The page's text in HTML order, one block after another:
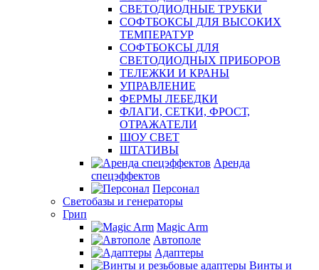
СВЕТОДИОДНЫЕ ТРУБКИ
СОФТБОКСЫ ДЛЯ ВЫСОКИХ
ТЕМПЕРАТУР
СОФТБОКСЫ ДЛЯ
СВЕТОДИОДНЫХ ПРИБОРОВ
ТЕЛЕЖКИ И КРАНЫ
УПРАВЛЕНИЕ
ФЕРМЫ ЛЕБЕДКИ
ФЛАГИ, СЕТКИ, ФРОСТ,
ОТРАЖАТЕЛИ
ШОУ СВЕТ
ШТАТИВЫ
Аренда
спецэффектов
Персонал
Светобазы и генераторы
Грип
Magic Arm
Автополе
Адаптеры
Винты и